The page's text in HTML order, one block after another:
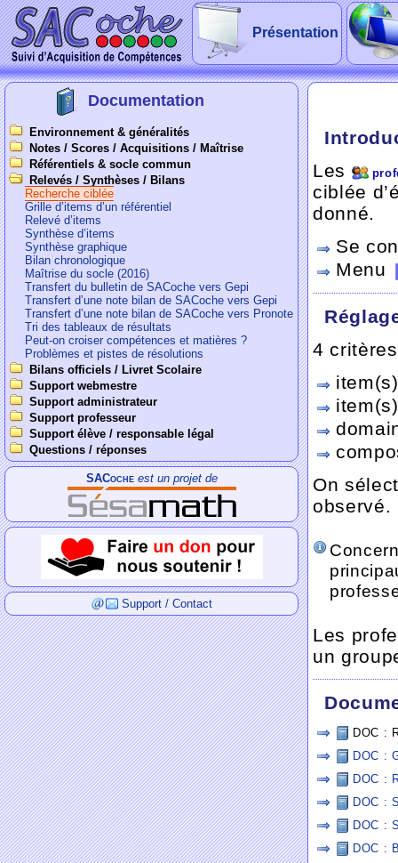
Présentation
Documentation
Environnement & généralités
Notes / Scores / Acquisitions / Maîtrise
Référentiels & socle commun
Relevés / Synthèses / Bilans
Recherche ciblée
Grille d’items d’un référentiel
Relevé d’items
Synthèse d’items
Synthèse graphique
Bilan chronologique
Maîtrise du socle (2016)
Transfert du bulletin de SACoche vers Gepi
Transfert d’une note bilan de SACoche vers Gepi
Transfert d’une note bilan de SACoche vers Pronote
Tri des tableaux de résultats
Peut-on croiser compétences et matières ?
Problèmes et pistes de résolutions
Bilans officiels / Livret Scolaire
Support webmestre
Support administrateur
Support professeur
Support élève / responsable légal
Questions / réponses
SACocheest un projet de
Support / Contact
Les
ciblée
donné.
Se
Menu
4
On
observé.
Les
un
DOC :
DOC :
DOC :
DOC :
DOC :
DOC :